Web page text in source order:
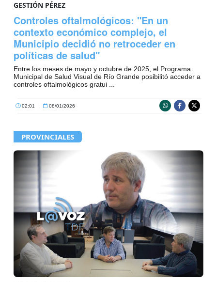
GESTIÓN PÉREZ
Controles oftalmológicos: "En un
contexto económico complejo, el
Municipio decidió no retroceder en
políticas de salud"
Entre los meses de mayo y octubre de 2025, el Programa
Municipal de Salud Visual de Río Grande posibilitó acceder a
controles oftalmológicos gratui ...
02:01 | 08/01/2026
PROVINCIALES